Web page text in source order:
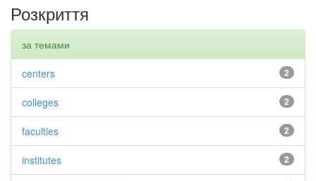
Розкриття
за темами
2
centers
2
colleges
2
faculties
2
institutes